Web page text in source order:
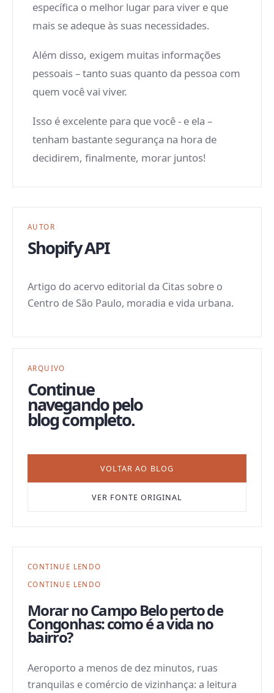
específica o melhor lugar para viver e que
mais se adeque às suas necessidades.
Além disso, exigem muitas informações
pessoais – tanto suas quanto da pessoa com
quem você vai viver.
Isso é excelente para que você - e ela –
tenham bastante segurança na hora de
decidirem, finalmente, morar juntos!
AUTOR
Shopify API
Artigo do acervo editorial da Citas sobre o
Centro de São Paulo, moradia e vida urbana.
ARQUIVO
Continue
navegando pelo
blog completo.
VOLTAR AO BLOG
VER FONTE ORIGINAL
CONTINUE LENDO
CONTINUE LENDO
Morar no Campo Belo perto de
Congonhas: como é a vida no
bairro?
Aeroporto a menos de dez minutos, ruas
tranquilas e comércio de vizinhança: a leitura